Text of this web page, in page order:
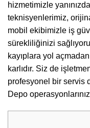
hizmetimizle
teknisyenlerimiz,
mobil ekibimizle iş
sürekliliğinizi
kayıplara yol
karlıdır. Siz de
profesyonel bir servis
Depo